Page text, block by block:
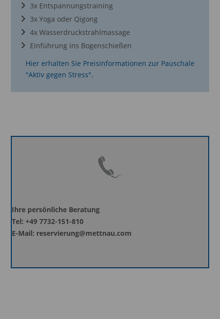
3x Entspannungstraining
3x Yoga oder Qigong
4x Wasserdruckstrahlmassage
Einführung ins Bogenschießen
Hier erhalten Sie Preisinformationen zur Pauschale
"Aktiv gegen Stress".
Ihre persönliche Beratung
Tel: +49 7732-151-810
E-Mail: reservierung@mettnau.com